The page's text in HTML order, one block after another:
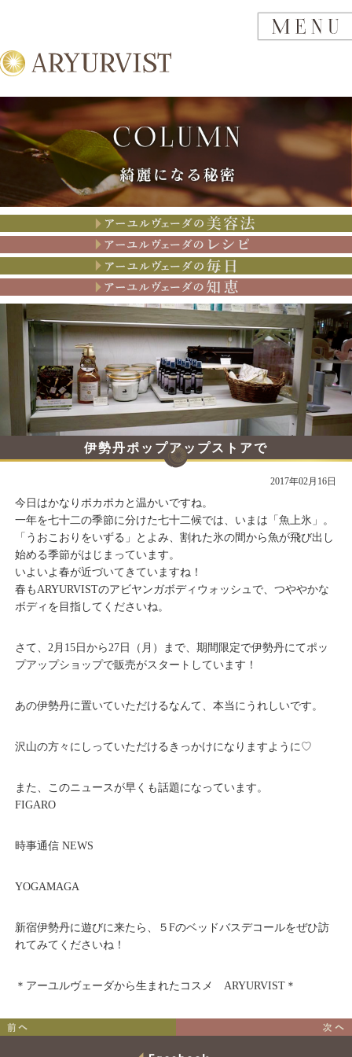
アーユルヴェーダの美容法
アーユルヴェーダのレシピ
アーユルヴェーダの思考
アーユルヴェーダの知恵
伊勢丹ポップアップストアで
2017年02月16日
今日はかなりポカポカと温かいですね。
一年を七十二の季節に分けた七十二候では、いまは「魚上氷」。
「うおこおりをいずる」とよみ、割れた氷の間から魚が飛び出し
始める季節がはじまっています。
いよいよ春が近づいてきていますね！
春もARYURVISTのアビヤンガボディウォッシュで、つややかな
ボディを目指してくださいね。
さて、2月15日から27日（月）まで、期間限定で伊勢丹にてポッ
プアップショップで販売がスタートしています！
あの伊勢丹に置いていただけるなんて、本当にうれしいです。
沢山の方々にしっていただけるきっかけになりますように♡
また、このニュースが早くも話題になっています。
FIGARO
時事通信 NEWS
YOGAMAGA
新宿伊勢丹に遊びに来たら、５Fのベッドバスデコールをぜひ訪
れてみてくださいね！
＊アーユルヴェーダから生まれたコスメ ARYURVIST＊
ホワイトデーキャンペーン